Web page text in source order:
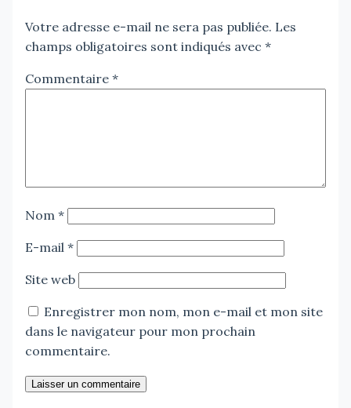
Votre adresse e-mail ne sera pas publiée. Les
champs obligatoires sont indiqués avec *
Commentaire *
Nom *
E-mail *
Site web
Enregistrer mon nom, mon e-mail et mon site
dans le navigateur pour mon prochain
commentaire.
Laisser un commentaire